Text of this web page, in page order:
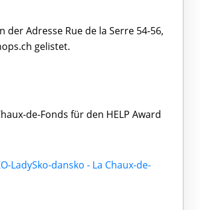
der Adresse Rue de la Serre 54-56,
gelistet.
de-Fonds für den HELP Award
LadySko-dansko - La Chaux-de-